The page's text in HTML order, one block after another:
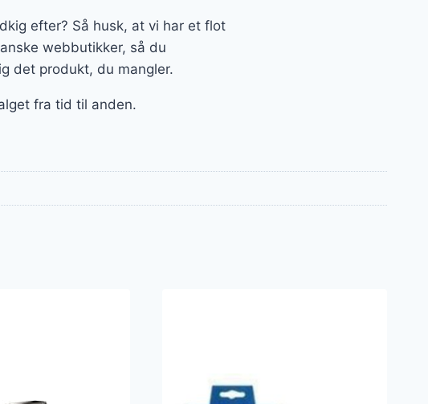
efter? Så husk, at vi har et flot
webbutikker, så du
det produkt, du mangler.
fra tid til anden.